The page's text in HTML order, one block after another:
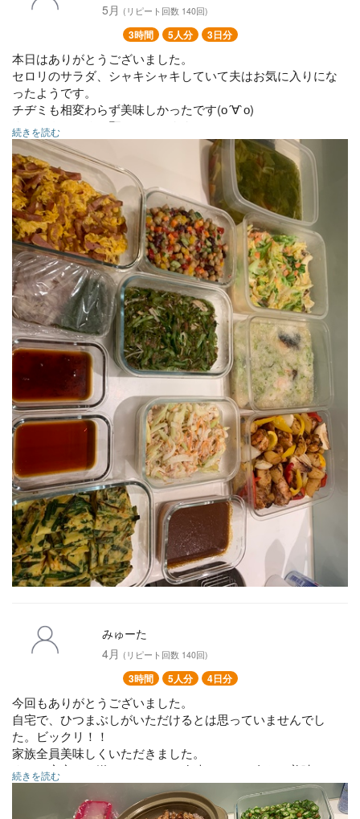
5月 (リピート回数 140回)
3時間 5人分 3日分
本日はありがとうございました。
セロリのサラダ、シャキシャキしていて夫はお気に入りにな
ったようです。
チヂミも相変わらず美味しかったです(о´∀`о)
また、よろしくお願いいたします！
◯手羽中のバーベキュー
◯スパムチャンプル
◯サーモンとキャベツ炒め
◯ぶりのみぞれ煮煮
◯セロリのコンソメスープ
◯チヂミ
◯ミックスビーンズの塩麹マリネ
◯セロリのツナマヨサラダ
◯きゅうりとめかぶおかか和え
続きを読む
みゅーた
4月 (リピート回数 140回)
3時間 5人分 4日分
今回もありがとうございました。
自宅で、ひつまぶしがいただけるとは思っていませんでし
た。ビックリ！！
家族全員美味しくいただきました。
また、実家から送ってもらった冷凍のカニの身も、美味しい
かに玉に変身して、こちらも、大人気でした。
ありがとうございました。
続きを読む